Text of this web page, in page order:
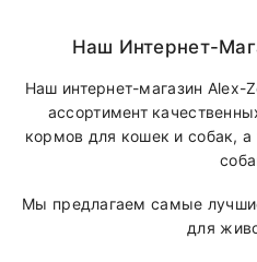
Наш Интернет-
Наш интернет-магазин Alex-
ассортимент
кормов для кошек и собак,
Мы предлагаем самые
для